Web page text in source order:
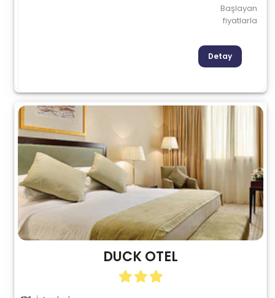
Başlayan
fiyatlarla
Detay
DUCK OTEL